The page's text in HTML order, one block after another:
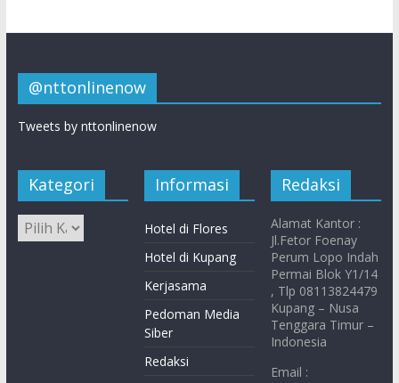
@nttonlinenow
Tweets by nttonlinenow
Kategori Informasi
Hotel di Flores
Hotel di Kupang
Kerjasama
Pedoman Media
Siber
Redaksi
Redaksi
Alamat Kantor :
Jl.Fetor Foenay
Perum Lopo Indah
Permai Blok Y1/14
, Tlp 08113824479
Kupang – Nusa
Tenggara Timur –
Indonesia
Email :